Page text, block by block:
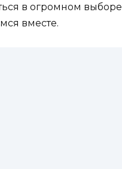
в огромном выборе
вместе.